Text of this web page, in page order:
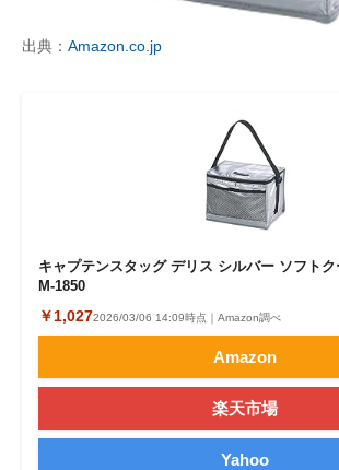
出典： Amazon.co.jp
キャプテンスタッグ デリス シルバー ソフト
M-1850
￥1,0272026/03/06 14:09時点｜Amazon調べ
Amazon
楽天市場
Yahoo